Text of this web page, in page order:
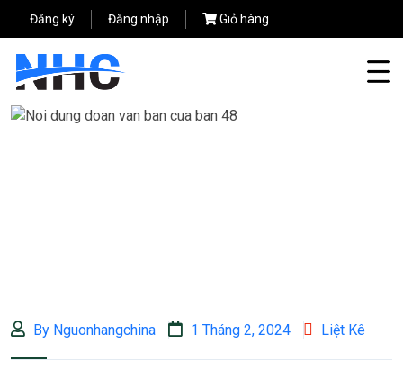
Đăng ký Đăng nhập Giỏ hàng
By Nguonhangchina 1 Tháng 2, 2024 Liệt Kê